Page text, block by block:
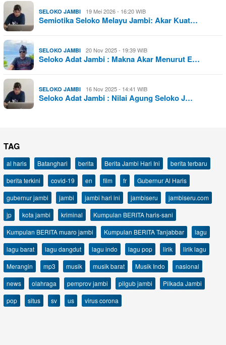
SELOKO JAMBI 19 Mei 2026 - 16:20 WIB
Semiotika Seloko Melayu Jambi: Akar Kuat…
SELOKO JAMBI 20 Nov 2025 - 19:39 WIB
Seloko Adat Jambi : Makna Akar Menurut E…
SELOKO JAMBI 16 Nov 2025 - 14:41 WIB
Seloko Adat Jambi : Nilai Agung Seloko J…
TAG
al haris Batanghari berita Berita Jambi Hari Ini
berita terbaru
berita terkini
covid-19 en film fr
Gubernur Al Haris
gubernur jambi
jambi jambi hari ini jambiseru
jambiseru.com
jp
kota jambi kriminal
Kumpulan BERITA haris-sani
Kumpulan BERITA muaro jambi
Kumpulan BERITA Tanjabbar
lagu
lagu barat
lagu dangdut lagu indo lagu pop lirik
lirik lagu
Merangin
mp3 musik musik barat Musik Indo
nasional
news
olahraga pemprov jambi pilgub jambi
Pilkada Jambi
pop
situs sv us virus corona